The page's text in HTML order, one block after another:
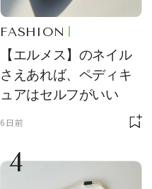
FASHION
【エルメス】のネイル
さえあれば、ペディキ
ュアはセルフがいい
6日前
4